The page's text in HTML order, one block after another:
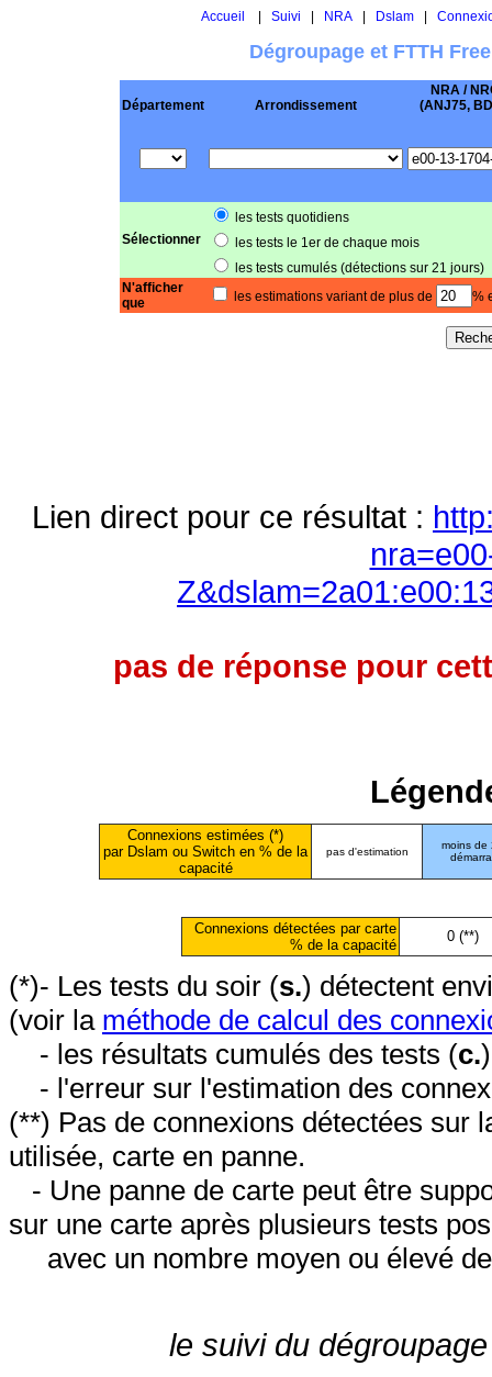
Accueil Suivi NRA| Dslam|
Dégroupage et FTTH
Département Arrondissement
NRA /
(ANJ75,
Sélectionner
les tests quotidiens
les tests le 1er de chaque mois
les tests cumulés (détections sur 21 jours)
N'afficher
que
les estimations variant de plus de %
Lien direct pour ce résultat :
pas de réponse pour
Connexions estimées (*)
par Dslam ou Switch en % de la
capacité
pas d'estimation
moins de
Connexions détectées par carte
% de la capacité
0 (**)
(*)- Les tests du soir (s.) détectent
(voir la méthode de calcul des
- les résultats cumulés des tests (c.
- l'erreur sur l'estimation des
(**) Pas de connexions détectées sur
utilisée, carte en panne.
- Une panne de carte peut être
sur une carte après plusieurs tests
avec un nombre moyen ou élevé
le suivi du